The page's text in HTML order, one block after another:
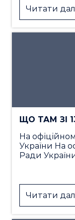
Читати
ЩО ТАМ ЗІ
На
України На
Ради
Читати